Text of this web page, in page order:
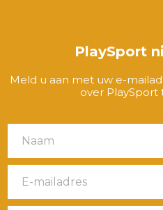
PlaySport
Meld u aan met uw e-
over